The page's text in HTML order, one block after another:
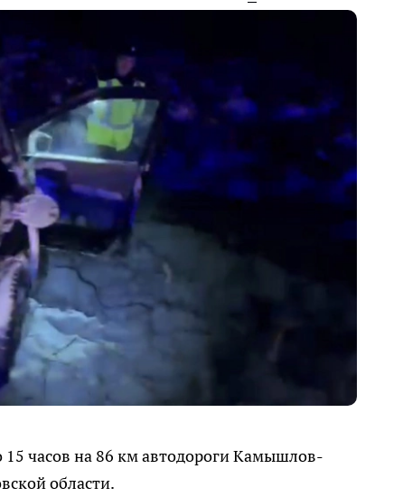
часов на 86 км автодороги Камышлов-
области.